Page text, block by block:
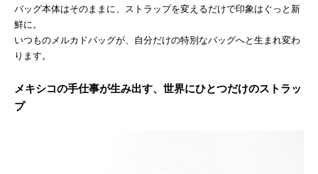
バッグ本体はそのままに、ストラップを変えるだけで印象はぐっと新
鮮に。
いつものメルカドバッグが、自分だけの特別なバッグへと生まれ変わ
ります。
メキシコの手仕事が生み出す、世界にひとつだけのストラッ
プ